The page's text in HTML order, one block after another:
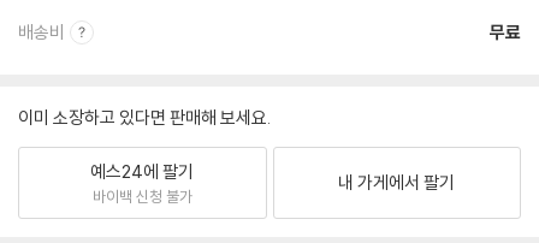
배송비 무료
이미 소장하고 있다면 판매해 보세요.
예스24에 팔기
바이백 신청 불가
내 가게에서 팔기